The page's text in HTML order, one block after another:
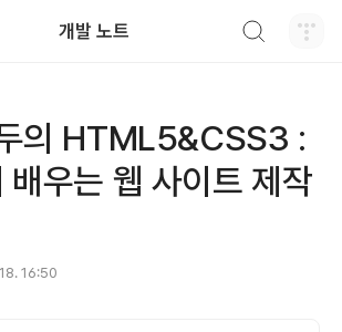
개발 노트
의 HTML5&CSS3 :
배우는 웹 사이트 제작
16:50